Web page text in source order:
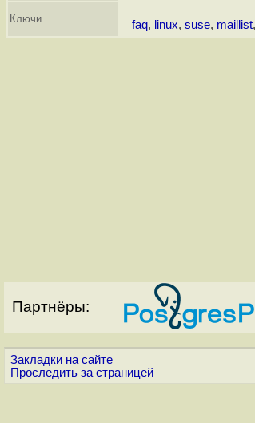
Ключи faq, linux, suse, maillist
Партнёры:
Закладки на сайте
Проследить за страницей